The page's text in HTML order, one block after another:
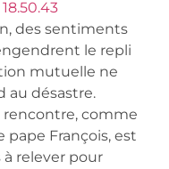
des sentiments
le repli
mutuelle ne
au désastre.
comme
François, est
à relever pour